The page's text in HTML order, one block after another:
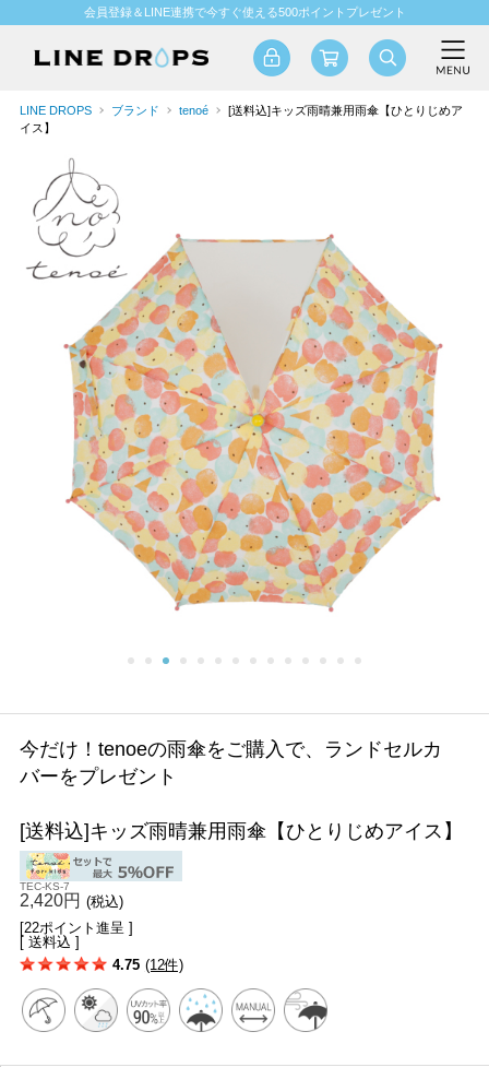
会員登録＆LINE連携で今すぐ使える500ポイントプレゼント
LINE DROPS ブランド tenoé
[送料込]キッズ雨晴兼用雨傘【ひとりじめア
イス】
今だけ！tenoeの雨傘をご購入で、ランドセルカ
バーをプレゼント
[送料込]キッズ雨晴兼用雨傘【ひとりじめアイス】
TEC-KS-7
2,420円 (税込)
[22ポイント進呈 ]
[ 送料込 ]
4.75 (12件)